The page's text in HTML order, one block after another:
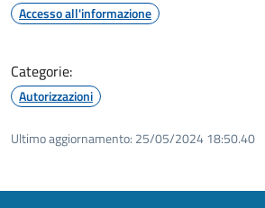
Accesso all'informazione
Categorie:
Autorizzazioni
Ultimo aggiornamento: 25/05/2024 18:50.40